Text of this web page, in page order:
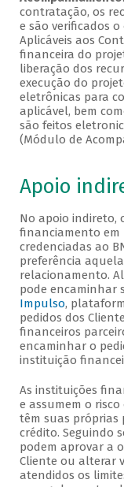
contratação, os
e são verificados
Aplicáveis aos
financeira do
liberação dos
execução do
eletrônicas para
aplicável, bem
são feitos
(Módulo de
Apoio
No apoio indireto,
financiamento em
credenciadas ao
preferência
relacionamento.
pode encaminhar
Impulso,
pedidos dos
financeiros
encaminhar o
instituição
As instituições
e assumem o
têm suas próprias
crédito. Seguindo
podem aprovar a
Cliente ou alterar
atendidos os